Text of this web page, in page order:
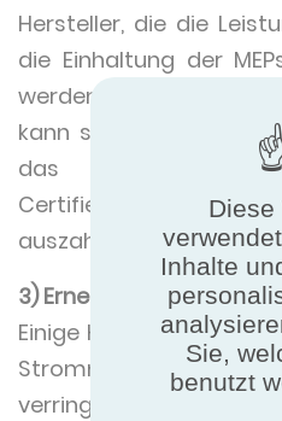
Hersteller, die die
die Einhaltung der
werden sich von der
kann sich eine
das international
Certified
auszahlen.
3) Erneuerbare Energien
Einige Hersteller
Stromnetz durch
verringern. Die
Diese
Inhalte
Sie,
benutzt